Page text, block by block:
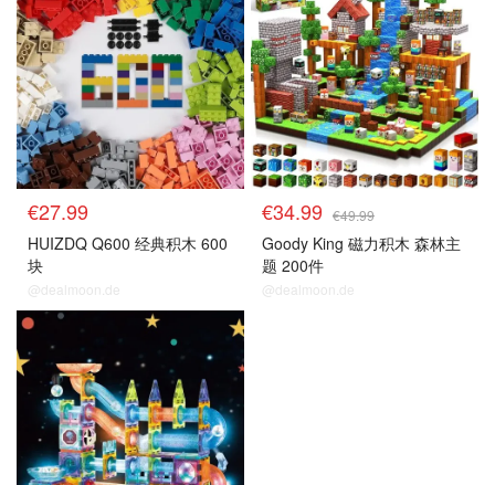
€27.99
HUIZDQ Q600 经典积木 600
块
@dealmoon.de
€34.99 €49.99
Goody King 磁力积木 森林主
题 200件
@dealmoon.de